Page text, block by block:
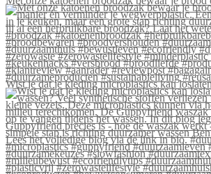
Wist je dat je kleding microplastics kan